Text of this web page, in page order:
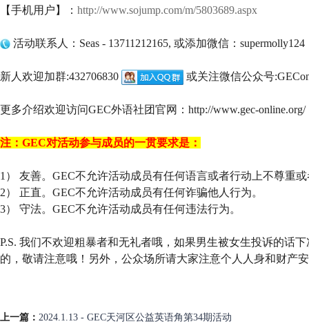
【手机用户】： http://www.sojump.com/m/5803689.aspx
活动联系人：Seas - 13711212165, 或添加微信：supermolly124
新人欢迎加群:432706830 或关注微信公众号
更多介绍欢迎访问GEC外语社团官网：http://www.gec-online.org/
注：GEC对活动参与成员的一贯要求是：
1） 友善。GEC不允许活动成员有任何语言或者行动上不尊重
2） 正直。GEC不允许活动成员有任何诈骗他人行为。
3） 守法。GEC不允许活动成员有任何违法行为。
P.S. 我们不欢迎粗暴者和无礼者哦，如果男生被女生投诉的话
的，敬请注意哦！另外，公众场所请大家注意个人人身和财产
上一篇： 2024.1.13 - GEC天河区公益英语角第34期活动